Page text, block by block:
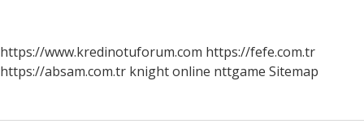
https://www.kredinotuforum.com https://fefe.com.tr
https://absam.com.tr knight online nttgame Sitemap